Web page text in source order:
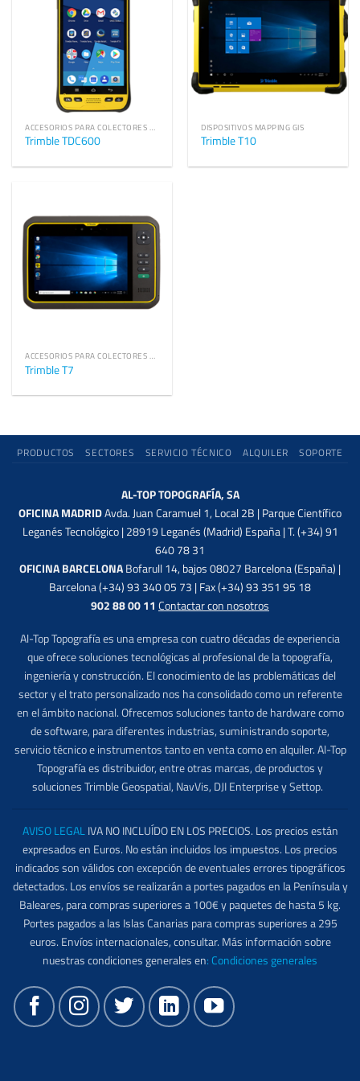
ACCESORIOS PARA COLECTORES DE DATOS TRIMBLE
Trimble TDC600
DISPOSITIVOS MAPPING GIS
Trimble T10
ACCESORIOS PARA COLECTORES DE DATOS TRIMBLE
Trimble T7
PRODUCTOS SECTORES SERVICIO TÉCNICO ALQUILER SOPORTE
AL-TOP TOPOGRAFÍA, SA
OFICINA MADRIDAvda. Juan Caramuel 1, Local 2B | Parque Científico
Leganés Tecnológico | 28919 Leganés (Madrid) España | T. (+34) 91
640 78 31
OFICINA BARCELONABofarull 14, bajos 08027 Barcelona (España) |
Barcelona (+34) 93 340 05 73 | Fax (+34) 93 351 95 18
902 88 00 11 Contactar con nosotros
Al-Top Topografía es una empresa con cuatro décadas de experiencia
que ofrece soluciones tecnológicas al profesional de la topografía,
ingeniería y construcción. El conocimiento de las problemáticas del
sector y el trato personalizado nos ha consolidado como un referente
en el ámbito nacional. Ofrecemos soluciones tanto de hardware como
de software, para diferentes industrias, suministrando soporte,
servicio técnico e instrumentos tanto en venta como en alquiler. Al-Top
Topografía es distribuidor, entre otras marcas, de productos y
soluciones Trimble Geospatial, NavVis, DJI Enterprise y Settop.
AVISO LEGALIVA NO INCLUÍDO EN LOS PRECIOS. Los precios están
expresados en Euros. No están incluidos los impuestos. Los precios
indicados son válidos con excepción de eventuales errores tipográficos
detectados. Los envíos se realizarán a portes pagados en la Península y
Baleares, para compras superiores a 100€ y paquetes de hasta 5 kg.
Portes pagados a las Islas Canarias para compras superiores a 295
euros. Envíos internacionales, consultar. Más información sobre
nuestras condiciones generales en: Condiciones generales